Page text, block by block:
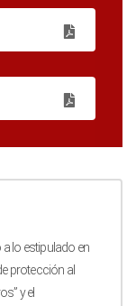
lo estipulado en
protección al
y el